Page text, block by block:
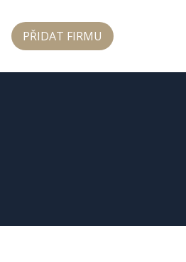
PŘIDAT FIRMU